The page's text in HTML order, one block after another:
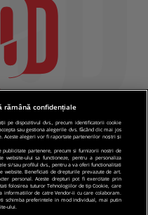
rămână confidențiale
pe dispozitivul dvs., precum identificatorii cookie
sau gestiona alegerile dvs. făcând clic mai jos
Aceste alegeri vor fi raportate partenerilor noștri și
partenere, precum si furnizorii nostri de
ului sa functioneze, pentru a personaliza
si/sau profilul dvs., pentru a va oferi functionalitati
website. Beneficiati de drepturile prevazute de art.
personal. Aceste drepturi pot fi exercitate prin
folosirea tuturor Tehnologiilor de tip Cookie, care
informatiilor de catre Vendor-ii cu care colaboram.
schimba preferintele in mod individual, mai putin
ului.